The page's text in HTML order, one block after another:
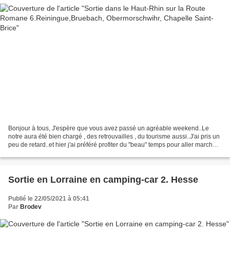
Bonjour à tous, J'espère que vous avez passé un agréable weekend..Le
notre aura été bien chargé , des retrouvailles , du tourisme aussi..J'ai pris un
peu de retard..et hier j'ai préféré profiter du "beau" temps pour aller marcher
Sortie en Lorraine en camping-car 2. Hesse
Publié le 22/05/2021 à 05:41
Par Brodev